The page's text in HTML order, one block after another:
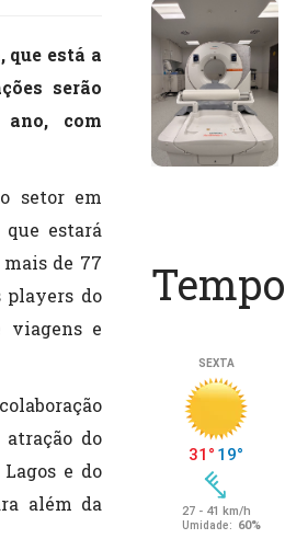
que está a
serão
com
setor em
estará
mais de 77
players do
viagens e
do
e do
além da
Tempo